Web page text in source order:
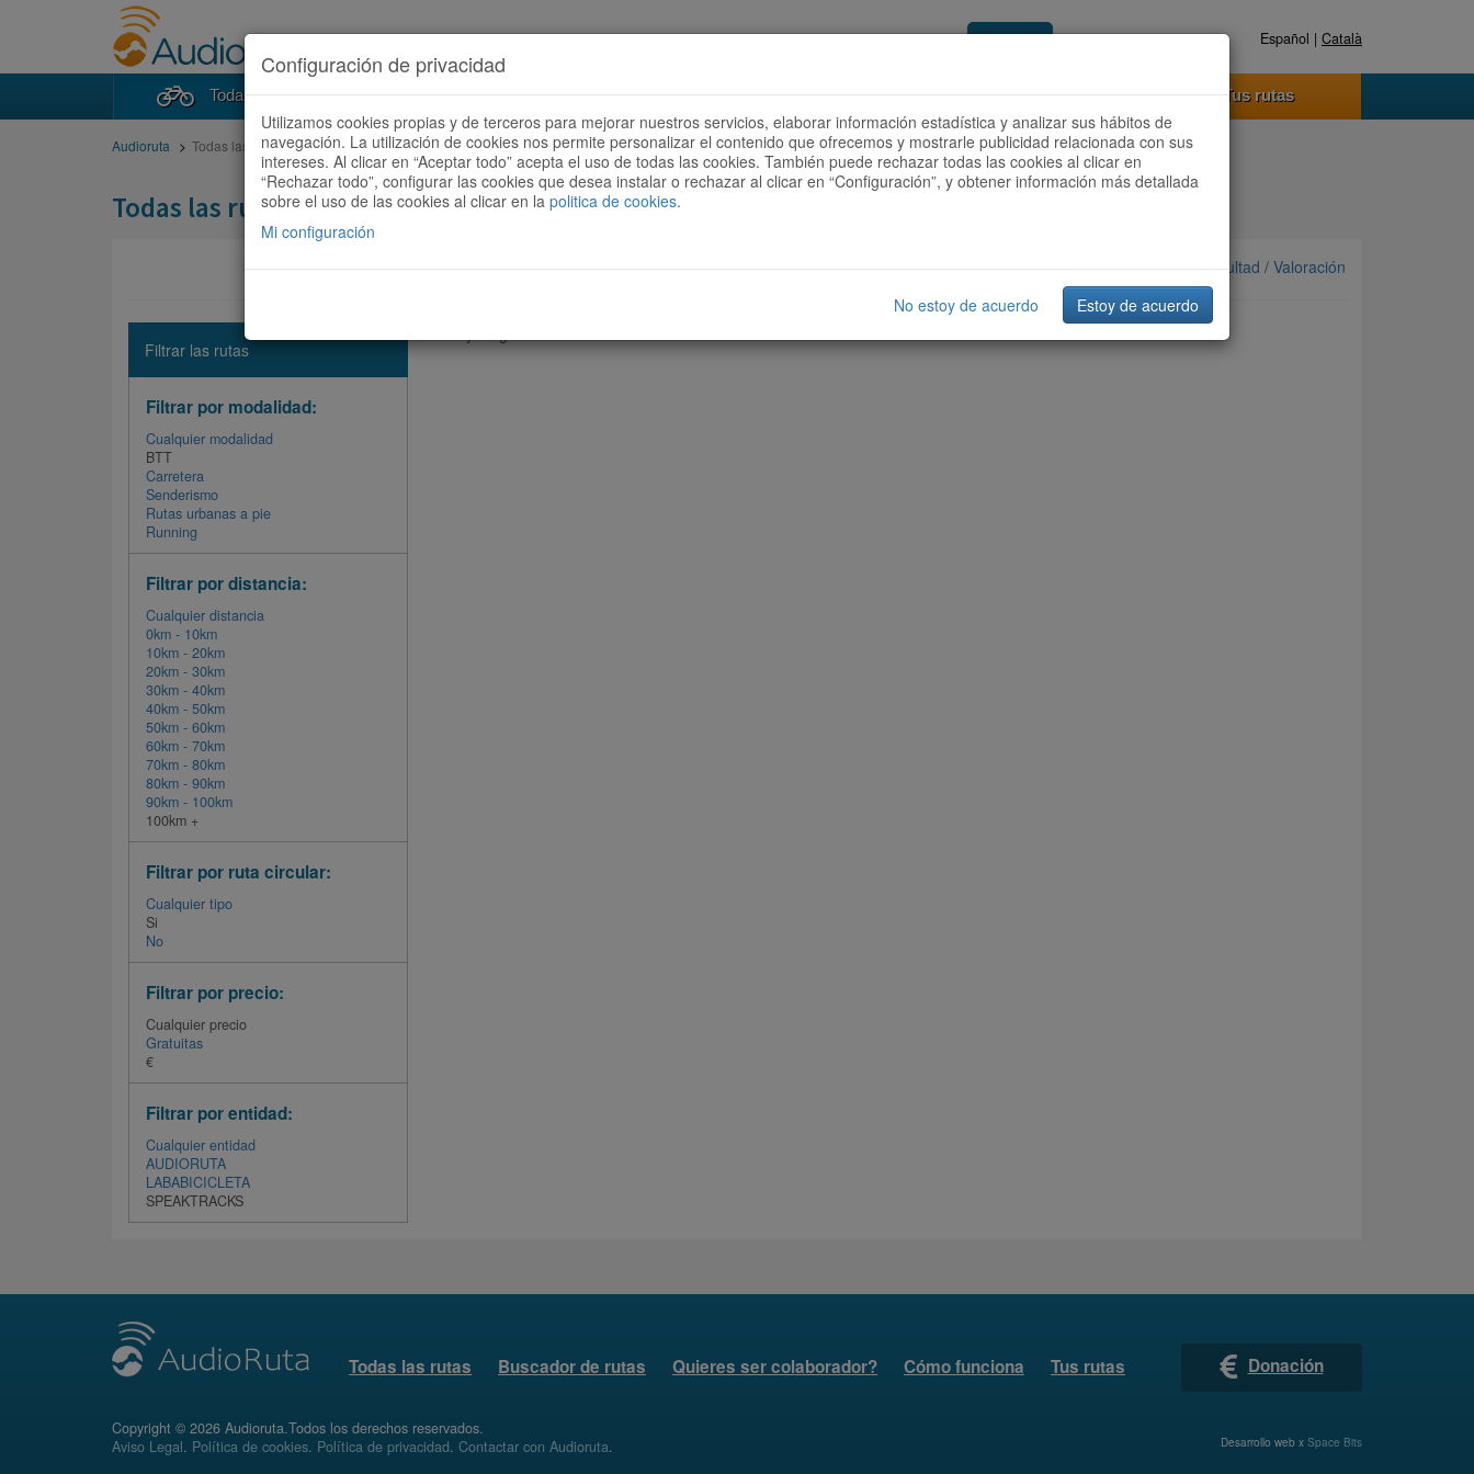
Acceder Registrate ahora Español | Català
Todas las rutas Buscador de rutas Quieres ser colaborador? Cómo funciona Tus rutas
Audioruta Todas las rutas
Todas las rutas
Ordenar por: Más recientes /Dificultad / Valoración
Filtrar las rutas
Filtrar por modalidad:
Cualquier modalidad
BTT
Carretera
Senderismo
Rutas urbanas a pie
Running
Filtrar por distancia:
Cualquier distancia
0km - 10km
10km - 20km
20km - 30km
30km - 40km
40km - 50km
50km - 60km
60km - 70km
70km - 80km
80km - 90km
90km - 100km
100km +
Filtrar por ruta circular:
Cualquier tipo
Si
No
Filtrar por precio:
Cualquier precio
Gratuitas
€
Filtrar por entidad:
Cualquier entidad
AUDIORUTA
LABABICICLETA
SPEAKTRACKS
Todas las rutas Buscador de rutas Quieres ser colaborador? Cómo funciona Tus rutas Donación
Copyright © 2026 Audioruta.Todos los derechos reservados.
Aviso Legal. Política de cookies. Política de privacidad. Contactar con Audioruta. Desarrollo web x Space Bits
Configuración de privacidad
Utilizamos cookies propias y de terceros para mejorar nuestros servicios, elaborar información estadística y analizar sus hábitos de
navegación. La utilización de cookies nos permite personalizar el contenido que ofrecemos y mostrarle publicidad relacionada con sus
intereses. Al clicar en “Aceptar todo” acepta el uso de todas las cookies. También puede rechazar todas las cookies al clicar en
“Rechazar todo”, configurar las cookies que desea instalar o rechazar al clicar en “Configuración”, y obtener información más detallada
sobre el uso de las cookies al clicar en la politica de cookies.
Mi configuración
No estoy de acuerdo Estoy de acuerdo